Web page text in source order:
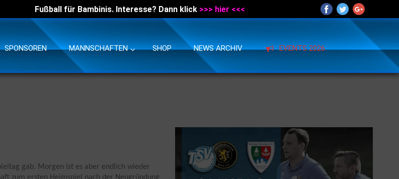
Fußball für Bambinis. Interesse? Dann klick >>> hier <<<
SPONSOREN MANNSCHAFTEN SHOP NEWS ARCHIV EVENTS 2026
gab. Morgen ist es aber endlich wieder
zum ersten Heimspiel nach der Neugründung